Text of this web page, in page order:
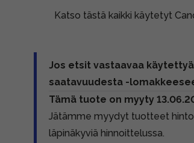
Katso tästä kaikki käytetyt
Jos etsit vastaavaa
saatavuudesta -
Tämä tuote on myyty
Jätämme myydyt tuotteet
läpinäkyviä hinnoittelussa.